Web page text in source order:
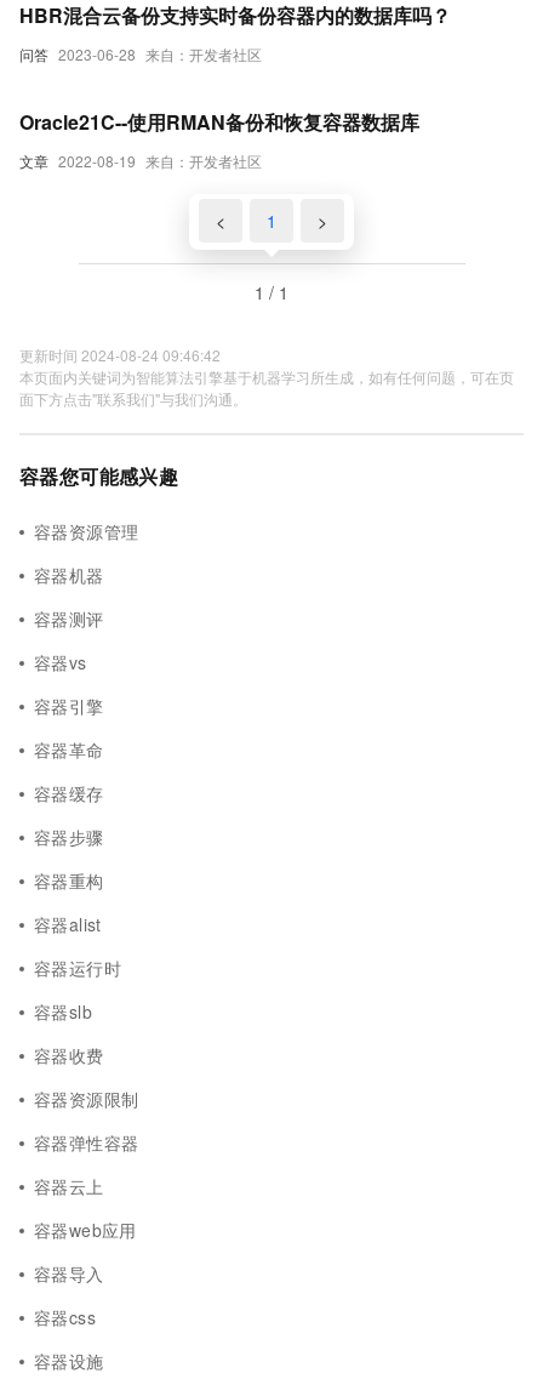
问答 2023-06-28 来自：开发者社区
HBR混合云备份支持实时备份容器内的数据库吗？
文章 2022-08-19 来自：开发者社区
Oracle21C--使用RMAN备份和恢复容器数据库
< 1 >
1 / 1
更新时间 2024-08-24 09:46:42
本页面内关键词为智能算法引擎基于机器学习所生成，如有任何问题，可在页
面下方点击"联系我们"与我们沟通。
容器您可能感兴趣
容器资源管理
容器机器
容器测评
容器vs
容器引擎
容器革命
容器缓存
容器步骤
容器重构
容器alist
容器运行时
容器slb
容器收费
容器资源限制
容器弹性容器
容器云上
容器web应用
容器导入
容器css
容器设施